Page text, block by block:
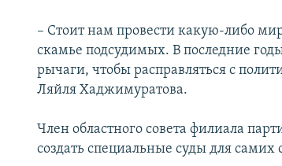
– Стоит нам провести какую-либо
скамье подсудимых. В последние
рычаги, чтобы расправляться с
Ляйля Хаджимуратова.
Член областного совета филиала
создать специальные суды для самих